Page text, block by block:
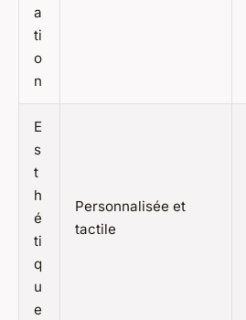
a
ti
o
n
E
s
t
h
é
ti
q
u
e
Personnalisée et
tactile